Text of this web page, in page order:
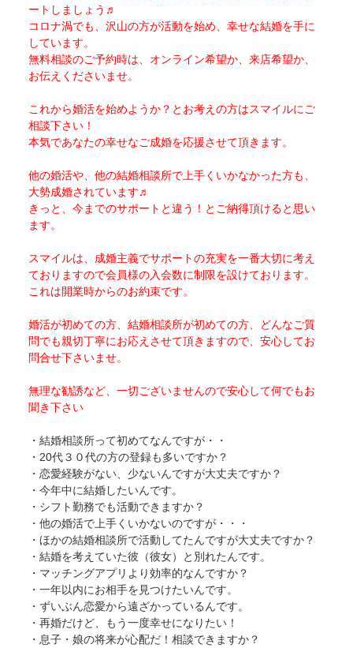
ートしましょう♬
コロナ渦でも、沢山の方が活動を始め、幸せな結婚を手に
しています。
無料相談のご予約時は、オンライン希望か、来店希望か、
お伝えくださいませ。
これから婚活を始めようか？とお考えの方はスマイルにご
相談下さい！
本気であなたの幸せなご成婚を応援させて頂きます。
他の婚活や、他の結婚相談所で上手くいかなかった方も、
大勢成婚されています♬
きっと、今までのサポートと違う！とご納得頂けると思い
ます。
スマイルは、成婚主義でサポートの充実を一番大切に考え
ておりますので会員様の入会数に制限を設けております。
これは開業時からのお約束です。
婚活が初めての方、結婚相談所が初めての方、どんなご質
問でも親切丁寧にお応えさせて頂きますので、安心してお
問合せ下さいませ。
無理な勧誘など、一切ございませんので安心して何でもお
聞き下さい
・結婚相談所って初めてなんですが・・
・20代３０代の方の登録も多いですか？
・恋愛経験がない、少ないんですが大丈夫ですか？
・今年中に結婚したいんです。
・シフト勤務でも活動できますか？
・他の婚活で上手くいかないのですが・・・
・ほかの結婚相談所で活動してたんですが大丈夫ですか？
・結婚を考えていた彼（彼女）と別れたんです。
・マッチングアプリより効率的なんですか？
・一年以内にお相手を見つけたいんです。
・ずいぶん恋愛から遠ざかっているんです。
・再婚だけど、もう一度幸せになりたい！
・息子・娘の将来が心配だ！相談できますか？